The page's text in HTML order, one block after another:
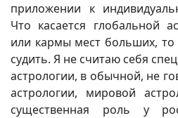
приложении к
Что касается глобальной
или кармы мест больших,
судить. Я не считаю себя
астрологии, в обычной, не
астрологии, мировой
существенная роль у